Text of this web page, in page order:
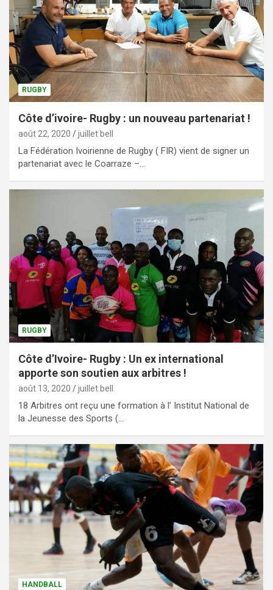
RUGBY
Côte d’ivoire- Rugby : un nouveau partenariat !
août 22, 2020 juillet bell
La Fédération Ivoirienne de Rugby ( FIR) vient de signer un
partenariat avec le Coarraze –…
RUGBY
Côte d’Ivoire- Rugby : Un ex international
apporte son soutien aux arbitres !
août 13, 2020 juillet bell
18 Arbitres ont reçu une formation à l’ Institut National de
la Jeunesse des Sports (…
HANDBALL